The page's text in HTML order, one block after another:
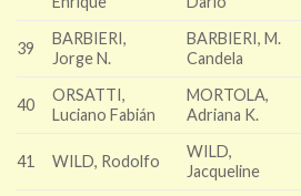
39
BARBIERI,
Jorge N.
BARBIERI, M.
Candela
40
ORSATTI,
Luciano Fabián
MORTOLA,
Adriana K.
41 WILD, Rodolfo
WILD,
Jacqueline